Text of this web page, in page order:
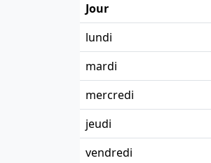
Jour
lundi
mardi
mercredi
jeudi
vendredi